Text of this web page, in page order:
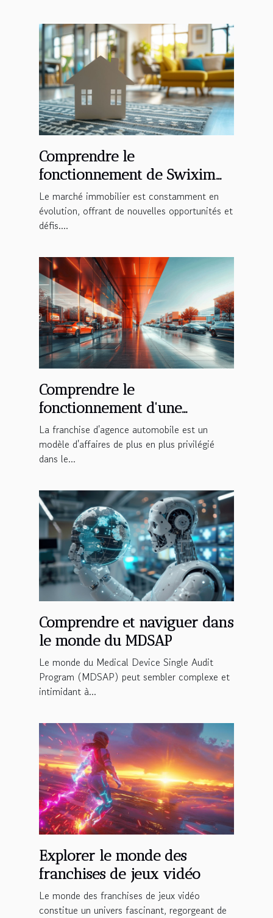
Comprendre le
fonctionnement de Swixim
Immobilier et ses avantages
Le marché immobilier est constamment en
évolution, offrant de nouvelles opportunités et
défis....
Comprendre le
fonctionnement d'une
franchise d'agence
automobile
La franchise d'agence automobile est un
modèle d'affaires de plus en plus privilégié
dans le...
Comprendre et naviguer dans
le monde du MDSAP
Le monde du Medical Device Single Audit
Program (MDSAP) peut sembler complexe et
intimidant à...
Explorer le monde des
franchises de jeux vidéo
Le monde des franchises de jeux vidéo
constitue un univers fascinant, regorgeant de